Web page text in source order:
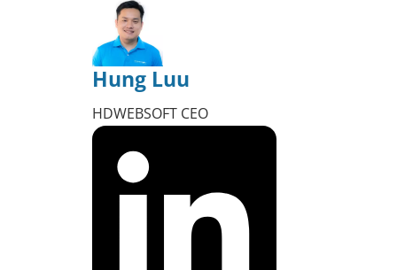
Hung Luu
HDWEBSOFT CEO